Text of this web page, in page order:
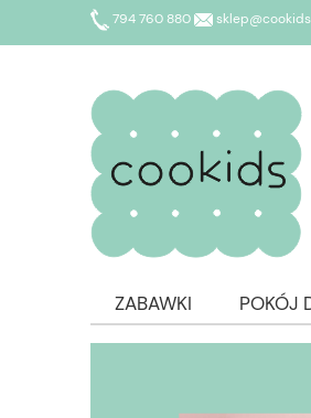
794 760 880
ZABAWKI POKÓJ